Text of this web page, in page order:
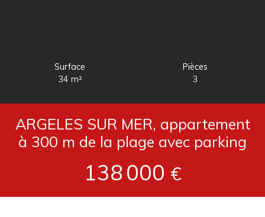
Surface
34 m²
Pièces
3
ARGELES SUR MER, appartement
à 300 m de la plage avec parking
138 000 €